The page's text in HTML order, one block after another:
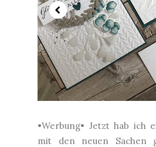
•Werbung• Jetzt hab ich
mit den neuen